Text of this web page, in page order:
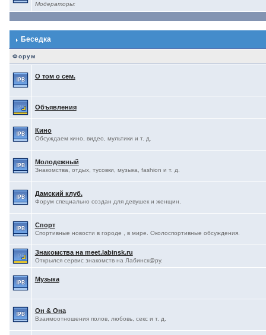
Модераторы:
Беседка
Форум
О том о сем.
Объявления
Кино
Обсуждаем кино, видео, мультики и т. д.
Молодежный
Знакомства, отдых, тусовки, музыка, fashion и т. д.
Дамский клуб.
Форум специально создан для девушек и женщин.
Спорт
Спортивные новости в городе , в мире. Околоспортивные обсуждения.
Знакомства на meet.labinsk.ru
Открылся сервис знакомств на Лабинск@ру.
Музыка
Он & Она
Взаимоотношения полов, любовь, секс и т. д.